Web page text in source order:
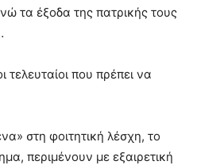
τα έξοδα της πατρικής τους
τελευταίοι που πρέπει να
στη φοιτητική λέσχη, το
περιμένουν με εξαιρετική